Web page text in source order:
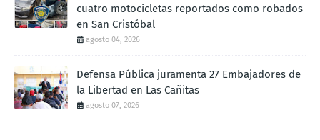
cuatro motocicletas reportados como robados
en San Cristóbal
agosto 04, 2026
Defensa Pública juramenta 27 Embajadores de
la Libertad en Las Cañitas
agosto 07, 2026